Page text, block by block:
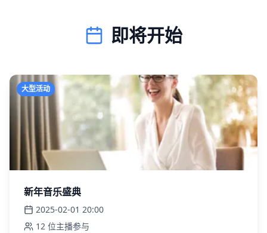
即将开始
大型活动
新年音乐盛典
2025-02-01 20:00
12 位主播参与